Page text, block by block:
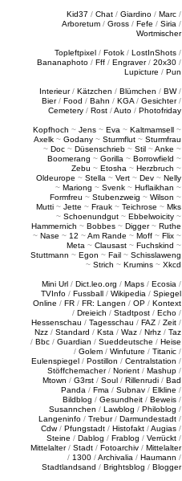
Kid37 / Chat / Giardino / Marc /
Arboretum / Gross / Fefe / Siria /
Wortmischer
Topleftpixel / Fotok / LostInShots /
Bananaphoto / Fff / Engraver/ 20x30 /
Lupicture / Pun
Interieur/ Kätzchen / Blümchen / BW/
Bier/ Food / Bahn / KGA / Gesichter/
Cemetery / Rost /Auto / Photofriday
Kopfhoch ~ Jens ~ Eva ~ Kaltmamsell ~
Axelk ~ Godany ~ Sturmflut ~ Sturmfrau
~ Doc ~ Düsenschrieb ~ Stil ~Anke ~
Boomerang ~ Gorilla ~ Borrowfield ~
Zebu ~ Etosha ~ Herzbruch ~
Oldeurope ~ Stella ~ Vert ~ Dev ~ Nelly
~ Mariong ~ Svenk ~ Huflaikhan ~
Formfreu ~ Stubenzweig ~ Wilson ~
Mutti ~ Jette ~ Frauk ~ Teichrose ~ Mks
~ Schoenundgut ~ Ebbelwoicity ~
Hammernich ~ Bobbes ~ Digger~ Ruthe
~ Nase ~ 12 ~Am Rande ~ Moff ~ Flix ~
Meta ~ Clausast ~ Fuchskind ~
Stuttmann ~ Egon ~ Fail ~ Schisslaweng
~ Strich ~ Krumins ~ Xkcd
Mini Url / Dict.leo.org / Maps / Ecosia /
TVInfo / Fussball / Wikipedia / Spiegel
Online / FR / FR: Langen / OP / Kontext
/ Dreieich / Stadtpost / Echo /
Hessenschau / Tagesschau / FAZ / Zeit /
Nzz / Standard / Ksta / Waz / Nrhz / Taz
/ Bbc / Guardian / Sueddeutsche / Heise
/ Golem / Winfuture / Titanic /
Eulenspiegel / Postillon / Centralstation /
Stöffchemacher/ Norient / Mashup /
Mtown / G3rst / Soul / Rillenrudi / Bad
Panda / Fma / Subnav / Elkline /
Bildblog / Gesundheit / Beweis /
Susannchen / Lawblog / Philoblog /
Langeninfo / Trebur/ Darmundestadt /
Cdw/ Pfungstadt / Histofakt /Augias /
Steine / Dablog / Frablog / Verrückt /
Mittelalter/ Stadt / Fotoarchiv / Mittelalter
/ 1300 /Archivalia / Haumann /
Stadtlandsand / Brightsblog / Blogger